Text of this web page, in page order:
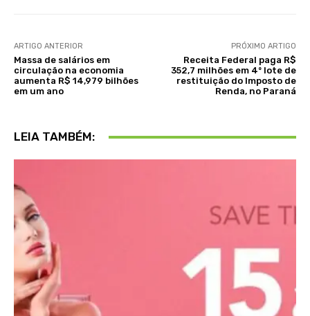
ARTIGO ANTERIOR
Massa de salários em
circulação na economia
aumenta R$ 14,979 bilhões
em um ano
PRÓXIMO ARTIGO
Receita Federal paga R$
352,7 milhões em 4º lote de
restituição do Imposto de
Renda, no Paraná
LEIA TAMBÉM: